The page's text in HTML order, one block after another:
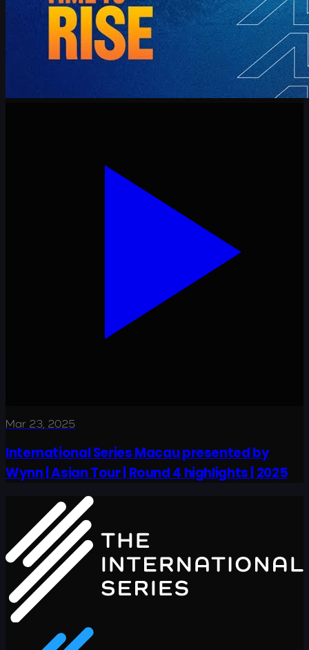
Mar 23, 2025
International Series Macau presented by
Wynn | Asian Tour | Round 4 highlights | 2025